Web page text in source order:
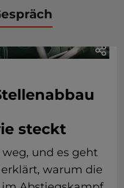
steckt
und es geht
erklärt, warum die